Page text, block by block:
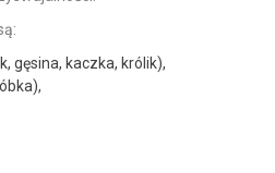
gęsina, kaczka, królik),